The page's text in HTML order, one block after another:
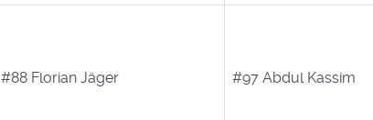
#88 Florian Jäger #97 Abdul Kassim